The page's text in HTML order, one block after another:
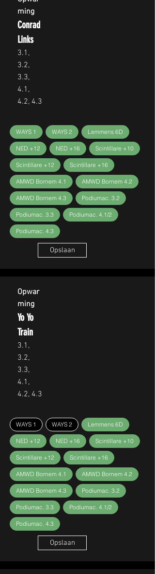
ming
Conrad
Links
3.1,
3.2,
3.3,
4.1,
4.2, 4.3
WAYS 1 WAYS 2 Lemmens 6D
NED +12 NED +16 Scintillare +10
Scintillare +12 Scintillare +16
AMWD Bornem 4.1 AMWD Bornem 4.2
AMWD Bornem 4.3 Podiumac. 3.2
Podiumac. 3.3 Podiumac. 4.1/2
Podiumac. 4.3
Opslaan
Opwar
ming
Yo Yo
Train
3.1,
3.2,
3.3,
4.1,
4.2, 4.3
WAYS 1 WAYS 2 Lemmens 6D
NED +12 NED +16 Scintillare +10
Scintillare +12 Scintillare +16
AMWD Bornem 4.1 AMWD Bornem 4.2
AMWD Bornem 4.3 Podiumac. 3.2
Podiumac. 3.3 Podiumac. 4.1/2
Podiumac. 4.3
Opslaan